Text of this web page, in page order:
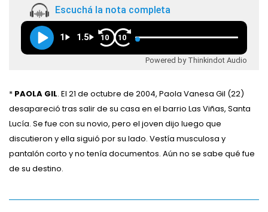
Escuchá la nota completa
1 1.5 10 10
Powered by Thinkindot Audio
* PAOLA GIL. El 21 de octubre de 2004, Paola Vanesa Gil (22)
desapareció tras salir de su casa en el barrio Las Viñas, Santa
Lucía. Se fue con su novio, pero el joven dijo luego que
discutieron y ella siguió por su lado. Vestía musculosa y
pantalón corto y no tenía documentos. Aún no se sabe qué fue
de su destino.